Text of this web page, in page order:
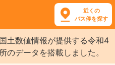
近くの
バス停を探す
土数値情報が提供する令和4
のデータを搭載しました。